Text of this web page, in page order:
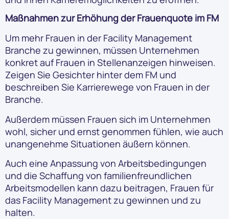
Maßnahmen zur Erhöhung der Frauenquote im FM
Um mehr Frauen in der Facility Management
Branche zu gewinnen, müssen Unternehmen
konkret auf Frauen in Stellenanzeigen hinweisen.
Zeigen Sie Gesichter hinter dem FM und
beschreiben Sie Karrierewege von Frauen in der
Branche.
Außerdem müssen Frauen sich im Unternehmen
wohl, sicher und ernst genommen fühlen, wie auch
unangenehme Situationen äußern können.
Auch eine Anpassung von Arbeitsbedingungen
und die Schaffung von familienfreundlichen
Arbeitsmodellen kann dazu beitragen, Frauen für
das Facility Management zu gewinnen und zu
halten.